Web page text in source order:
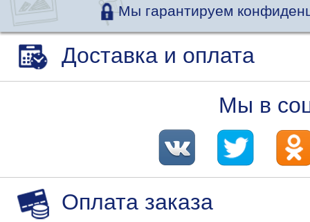
Мы гарантируем
Доставка и оплата
Мы в
Оплата заказа